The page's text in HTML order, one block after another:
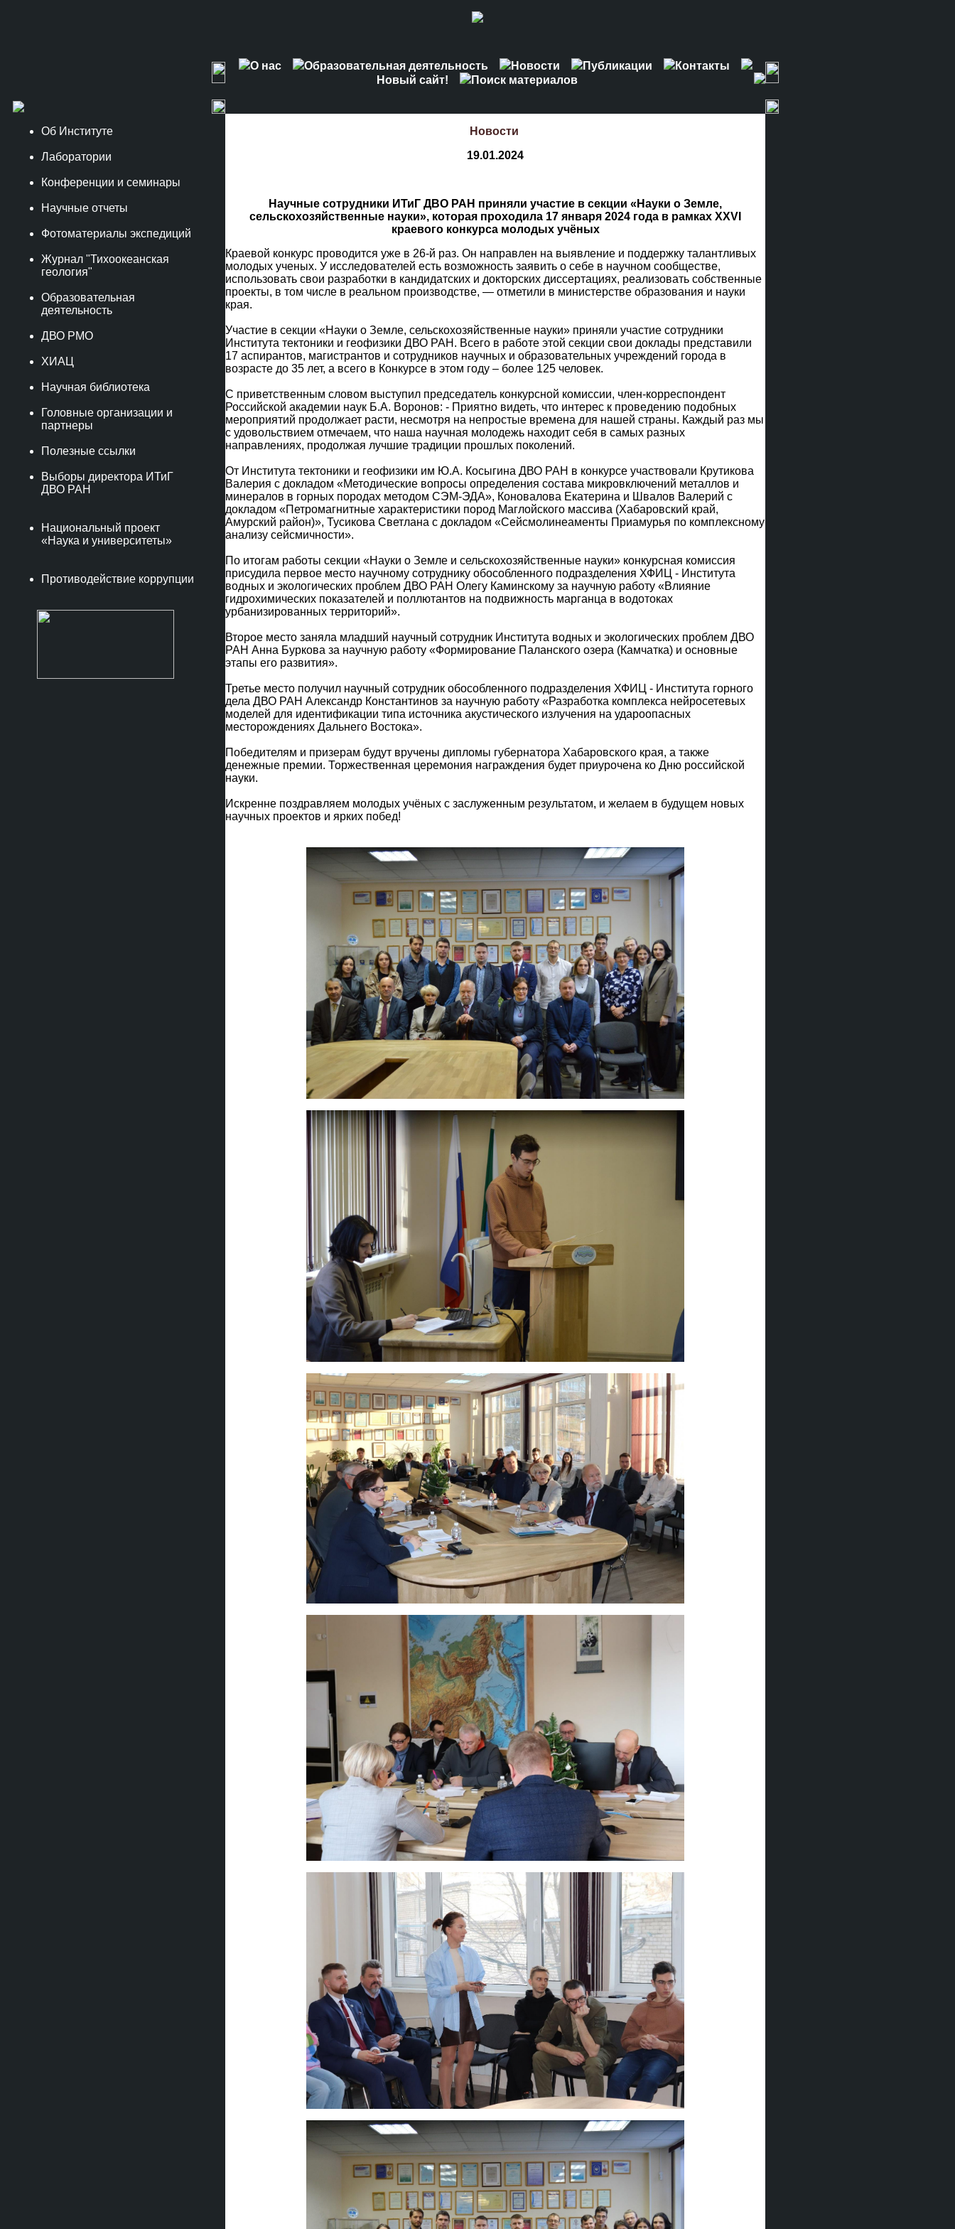
О нас Образовательная деятельность Новости Публикации
Контакты
Новый сайт!
Поиск материалов
Об Институте
Лаборатории
Конференции и семинары
Научные отчеты
Фотоматериалы экспедиций
Журнал "Тихоокеанская
геология"
Образовательная
деятельность
ДВО РМО
ХИАЦ
Научная библиотека
Головные организации и
партнеры
Полезные ссылки
Выборы директора ИТиГ
ДВО РАН
Национальный проект
«Наука и университеты»
Противодействие коррупции
Новости
19.01.2024
Научные сотрудники ИТиГ ДВО РАН приняли участие в секции «Науки о Земле,
сельскохозяйственные науки», которая проходила 17 января 2024 года в рамках XXVI
краевого конкурса молодых учёных
Краевой конкурс проводится уже в 26-й раз. Он направлен на выявление и поддержку талантливых
молодых ученых. У исследователей есть возможность заявить о себе в научном сообществе,
использовать свои разработки в кандидатских и докторских диссертациях, реализовать собственные
проекты, в том числе в реальном производстве, — отметили в министерстве образования и науки
края.
Участие в секции «Науки о Земле, сельскохозяйственные науки» приняли участие сотрудники
Института тектоники и геофизики ДВО РАН. Всего в работе этой секции свои доклады представили
17 аспирантов, магистрантов и сотрудников научных и образовательных учреждений города в
возрасте до 35 лет, а всего в Конкурсе в этом году – более 125 человек.
С приветственным словом выступил председатель конкурсной комиссии, член-корреспондент
Российской академии наук Б.А. Воронов: - Приятно видеть, что интерес к проведению подобных
мероприятий продолжает расти, несмотря на непростые времена для нашей страны. Каждый раз мы
с удовольствием отмечаем, что наша научная молодежь находит себя в самых разных
направлениях, продолжая лучшие традиции прошлых поколений.
От Института тектоники и геофизики им Ю.А. Косыгина ДВО РАН в конкурсе участвовали Крутикова
Валерия с докладом «Методические вопросы определения состава микровключений металлов и
минералов в горных породах методом СЭМ-ЭДА», Коновалова Екатерина и Швалов Валерий с
докладом «Петромагнитные характеристики пород Маглойского массива (Хабаровский край,
Амурский район)», Тусикова Светлана с докладом «Сейсмолинеаменты Приамурья по комплексному
анализу сейсмичности».
По итогам работы секции «Науки о Земле и сельскохозяйственные науки» конкурсная комиссия
присудила первое место научному сотруднику обособленного подразделения ХФИЦ - Института
водных и экологических проблем ДВО РАН Олегу Каминскому за научную работу «Влияние
гидрохимических показателей и поллютантов на подвижность марганца в водотоках
урбанизированных территорий».
Второе место заняла младший научный сотрудник Института водных и экологических проблем ДВО
РАН Анна Буркова за научную работу «Формирование Паланского озера (Камчатка) и основные
этапы его развития».
Третье место получил научный сотрудник обособленного подразделения ХФИЦ - Института горного
дела ДВО РАН Александр Константинов за научную работу «Разработка комплекса нейросетевых
моделей для идентификации типа источника акустического излучения на удароопасных
месторождениях Дальнего Востока».
Победителям и призерам будут вручены дипломы губернатора Хабаровского края, а также
денежные премии. Торжественная церемония награждения будет приурочена ко Дню российской
науки.
Искренне поздравляем молодых учёных с заслуженным результатом, и желаем в будущем новых
научных проектов и ярких побед!